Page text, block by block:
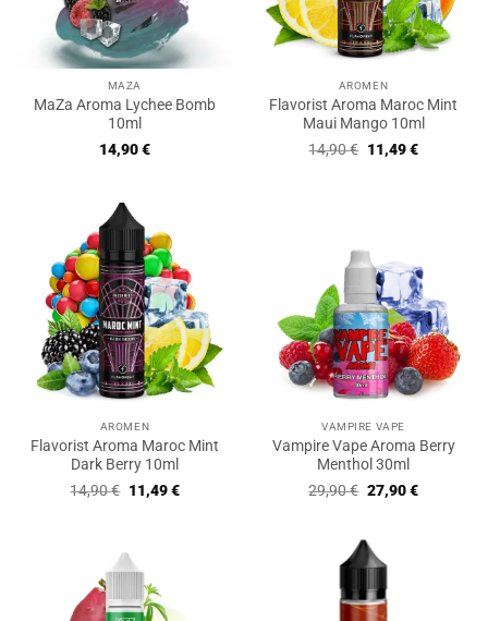
MAZA
MaZa Aroma Lychee Bomb
10ml
14,90€
AROMEN
Flavorist Aroma Maroc Mint
Maui Mango 10ml
14,90€ Ursprünglicher
Preis
11,49€Aktueller
AROMEN
Flavorist Aroma Maroc Mint
Dark Berry 10ml
14,90€ Ursprünglicher
Preis
11,49€Aktueller
VAMPIRE VAPE
Vampire Vape Aroma Berry
Menthol 30ml
29,90€ Ursprünglicher
Preis
27,90€Aktueller